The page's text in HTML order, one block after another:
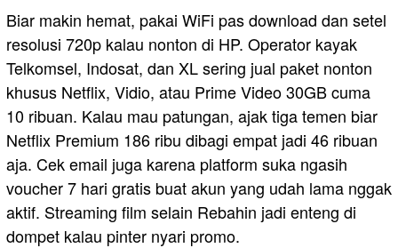
Biar makin hemat, pakai WiFi pas download dan setel
resolusi 720p kalau nonton di HP. Operator kayak
Telkomsel, Indosat, dan XL sering jual paket nonton
khusus Netflix, Vidio, atau Prime Video 30GB cuma
10 ribuan. Kalau mau patungan, ajak tiga temen biar
Netflix Premium 186 ribu dibagi empat jadi 46 ribuan
aja. Cek email juga karena platform suka ngasih
voucher 7 hari gratis buat akun yang udah lama nggak
aktif. Streaming film selain Rebahin jadi enteng di
dompet kalau pinter nyari promo.